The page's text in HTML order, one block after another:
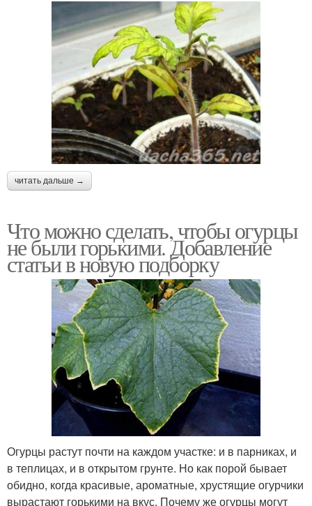
читать дальше →
Что можно сделать, чтобы огурцы
не были горькими. Добавление
статьи в новую подборку
Огурцы растут почти на каждом участке: и в парниках, и
в теплицах, и в открытом грунте. Но как порой бывает
обидно, когда красивые, ароматные, хрустящие огурчики
вырастают горькими на вкус. Почему же огурцы могут